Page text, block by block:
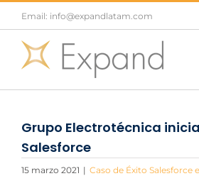
Saltar
al
contenido
Email: info@expandlatam.com
Grupo Electrotécnica
Salesforce
15 marzo 2021 | Caso de Éxito Salesforce